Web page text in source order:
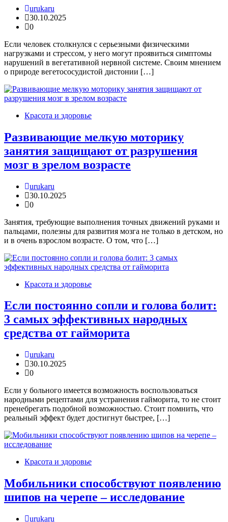
urukaru
30.10.2025
0
Если человек столкнулся с серьезными физическими
нагрузками и стрессом, у него могут проявиться симптомы
нарушений в вегетативной нервной системе. Своим мнением
о природе вегетососудистой дистонии […]
Красота и здоровье
Развивающие мелкую моторику
занятия защищают от разрушения
мозг в зрелом возрасте
urukaru
30.10.2025
0
Занятия, требующие выполнения точных движений руками и
пальцами, полезны для развития мозга не только в детском, но
и в очень взрослом возрасте. О том, что […]
Красота и здоровье
Если постоянно сопли и голова болит:
3 самых эффективных народных
средства от гайморита
urukaru
30.10.2025
0
Если у больного имеется возможность воспользоваться
народными рецептами для устранения гайморита, то не стоит
пренебрегать подобной возможностью. Стоит помнить, что
реальный эффект будет достигнут быстрее, […]
Красота и здоровье
Мобильники способствуют появлению
шипов на черепе – исследование
urukaru